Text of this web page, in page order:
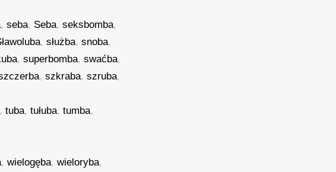
,seba, Seba,seksbomba,
,służba,snoba,
,superbomba,swaćba,
,szkraba,szruba,
,tuba,tułuba,tumba,
,wielogęba,wieloryba,